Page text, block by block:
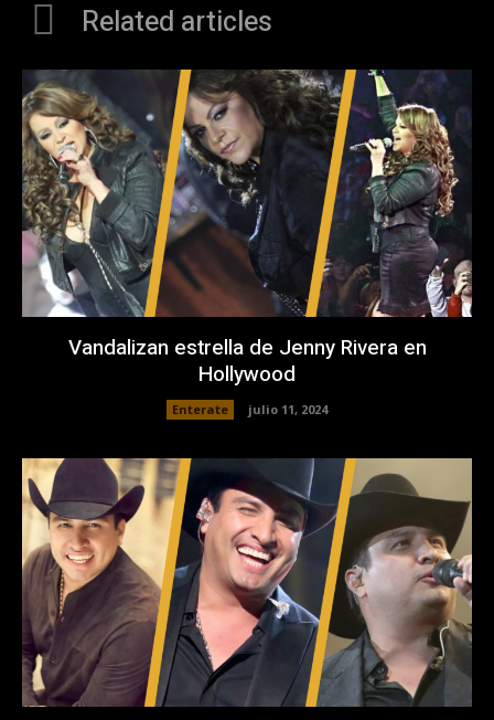
Related articles
Vandalizan estrella de Jenny Rivera en
Hollywood
Enterate julio 11, 2024